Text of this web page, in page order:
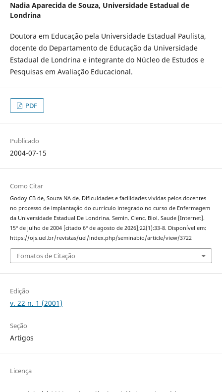
Nadia Aparecida de Souza, Universidade Estadual de
Londrina
Doutora em Educação pela Universidade Estadual Paulista,
docente do Departamento de Educação da Universidade
Estadual de Londrina e integrante do Núcleo de Estudos e
Pesquisas em Avaliação Educacional.
PDF
Publicado
2004-07-15
Como Citar
Godoy CB de, Souza NA de. Dificuldades e facilidades vividas pelos docentes
no processo de implantação do currículo integrado no curso de Enfermagem
da Universidade Estadual De Londrina. Semin. Cienc. Biol. Saude [Internet].
15º de julho de 2004 [citado 6º de agosto de 2026];22(1):33-8. Disponível em:
https://ojs.uel.br/revistas/uel/index.php/seminabio/article/view/3722
Fomatos de Citação
Edição
v. 22 n. 1 (2001)
Seção
Artigos
Licença